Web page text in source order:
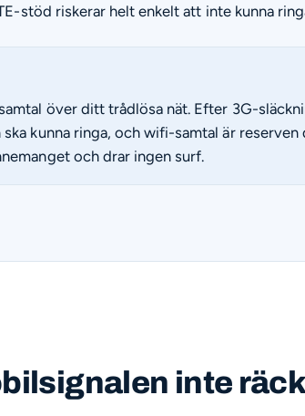
stöd riskerar helt enkelt att inte kunna
över ditt trådlösa nät. Efter 3G-
kunna ringa, och wifi-samtal är reserven
och drar ingen surf.
inte